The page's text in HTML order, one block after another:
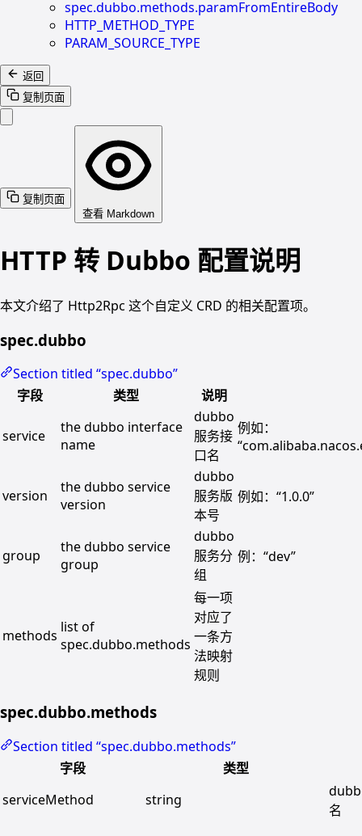
spec.dubbo.methods.paramFromEntireBody
HTTP_METHOD_TYPE
PARAM_SOURCE_TYPE
返回
复制页面
复制页面
查看 Markdown
HTTP 转 Dubbo 配置说明
本文介绍了 Http2Rpc 这个自定义 CRD 的相关配置项。
spec.dubbo
Section titled “spec.dubbo”
字段
类型 说明
service
the dubbo interface
name
dubbo
服务接
口名
例如：
version
the dubbo service
version
dubbo
服务版
本号
例如：“1.0.0”
group
the dubbo service
group
dubbo
服务分
组
例：“dev”
methods list of
spec.dubbo.methods
每一项
对应了
一条方
法映射
规则
spec.dubbo.methods
Section titled “spec.dubbo.methods”
字段
类型
serviceMethod
string
名